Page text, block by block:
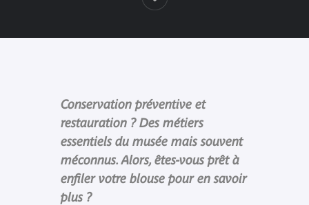
Conservation préventive et
restauration ? Des métiers
essentiels du musée mais souvent
méconnus. Alors, êtes-vous prêt à
enfiler votre blouse pour en savoir
plus ?